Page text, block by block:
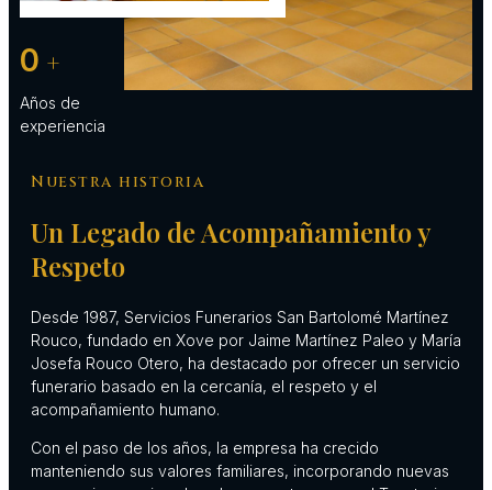
0 +
Años de
experiencia
Nuestra historia
Un Legado de Acompañamiento y
Respeto
Desde 1987, Servicios Funerarios San Bartolomé Martínez
Rouco, fundado en Xove por Jaime Martínez Paleo y María
Josefa Rouco Otero, ha destacado por ofrecer un servicio
funerario basado en la cercanía, el respeto y el
acompañamiento humano.
Con el paso de los años, la empresa ha crecido
manteniendo sus valores familiares, incorporando nuevas